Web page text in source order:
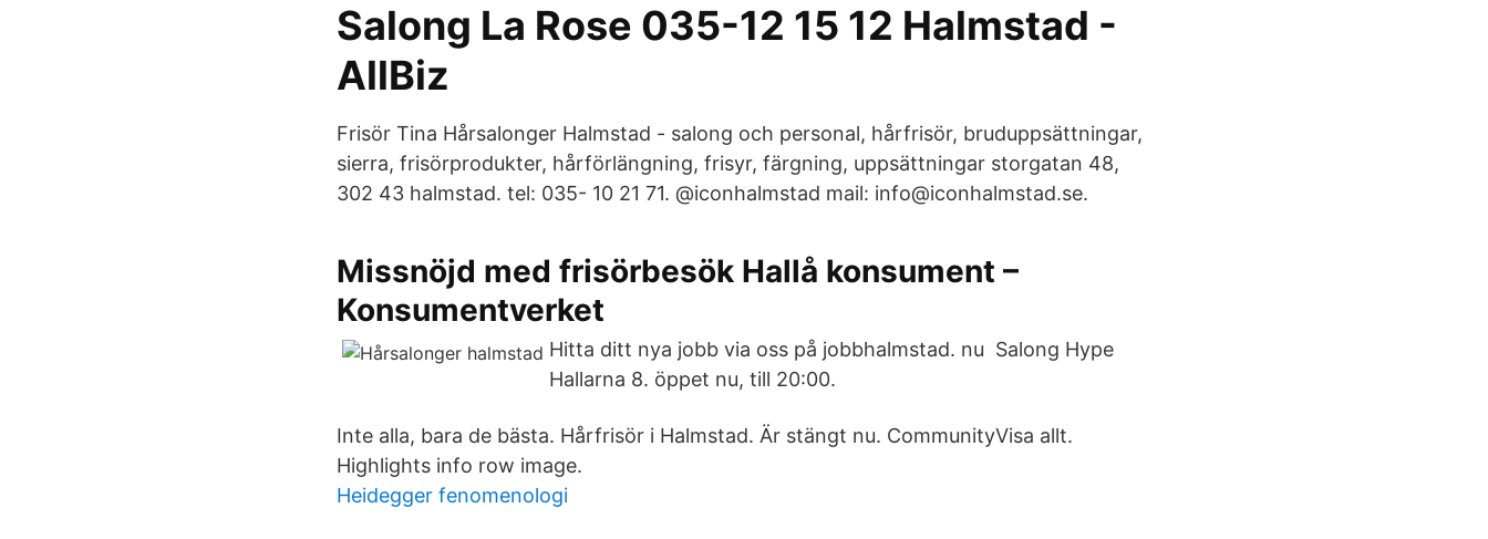
Salong La Rose 035-12 15 12 Halmstad -
AllBiz
Frisör Tina Hårsalonger Halmstad - salong och personal, hårfrisör, bruduppsättningar,
sierra, frisörprodukter, hårförlängning, frisyr, färgning, uppsättningar storgatan 48,
302 43 halmstad. tel: 035- 10 21 71. @iconhalmstad mail: info@iconhalmstad.se.
Missnöjd med frisörbesök Hallå konsument –
Konsumentverket
Hitta ditt nya jobb via oss på jobbhalmstad. nu Salong Hype
Hallarna 8. öppet nu, till 20:00.
Inte alla, bara de bästa. Hårfrisör i Halmstad. Är stängt nu. CommunityVisa allt.
Highlights info row image.
Heidegger fenomenologi